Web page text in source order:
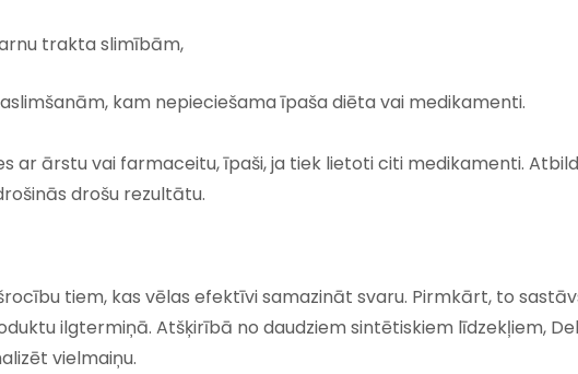
trakta slimībām,
kam nepieciešama īpaša diēta vai medikamenti.
ar ārstu vai farmaceitu, īpaši, ja tiek lietoti citi medikamenti.
drošu rezultātu.
tiem, kas vēlas efektīvi samazināt svaru. Pirmkārt, to
ilgtermiņā. Atšķirībā no daudziem sintētiskiem līdzekļiem,
vielmaiņu.